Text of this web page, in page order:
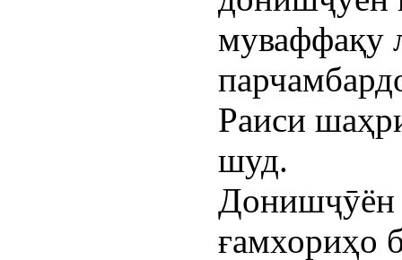
муваффақу
Раиси
шуд.
Донишҷӯён
ғамхориҳо